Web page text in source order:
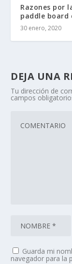
Razones por
paddle board
30 enero, 2020
DEJA UNA
Tu dirección de
campos
Guarda mi
navegador para la